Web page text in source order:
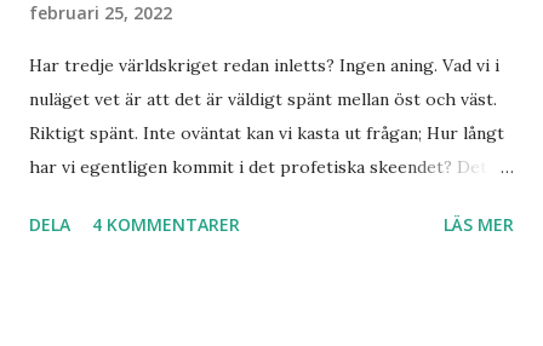
februari 25, 2022
Har tredje världskriget redan inletts? Ingen aning. Vad vi i
nuläget vet är att det är väldigt spänt mellan öst och väst.
Riktigt spänt. Inte oväntat kan vi kasta ut frågan; Hur långt
har vi egentligen kommit i det profetiska skeendet? Det
särskilt långt kvar till Jesu tillkommelse. Finns det något
DELA 4 KOMMENTARER LÄS MER